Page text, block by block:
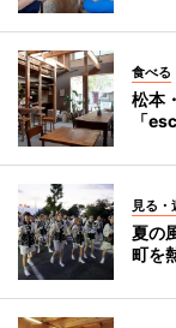
食べる
松本
「
見る・
夏の
町を